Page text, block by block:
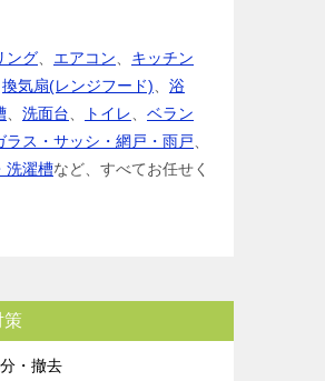
ング エアコン
キッチン
換気扇(レンジフード)
浴
洗面台 トイレ
ベラン
ラス・サッシ・網戸・雨戸
洗濯槽など、すべてお任せく
策
・撤去